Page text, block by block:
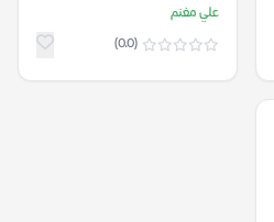
علي مغنم
(0.0)